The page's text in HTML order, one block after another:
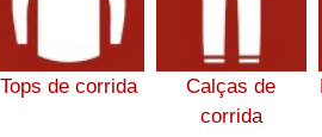
Tops de corrida
Calças de
corrida